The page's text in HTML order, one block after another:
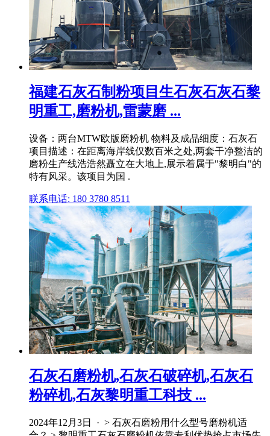
福建石灰石制粉项目生石灰石灰石黎
明重工,磨粉机,雷蒙磨 ...
设备：两台MTW欧版磨粉机 物料及成品细度：石灰石
项目描述：在距离海岸线仅数百米之处,两套干净整洁的
磨粉生产线浩浩然矗立在大地上,展示着属于"黎明白"的
特有风采。该项目为国 .
联系电话: 180 3780 8511
石灰石磨粉机,石灰石破碎机,石灰石
粉碎机,石灰黎明重工科技 ...
2024年12月3日 · > 石灰石磨粉用什么型号磨粉机适